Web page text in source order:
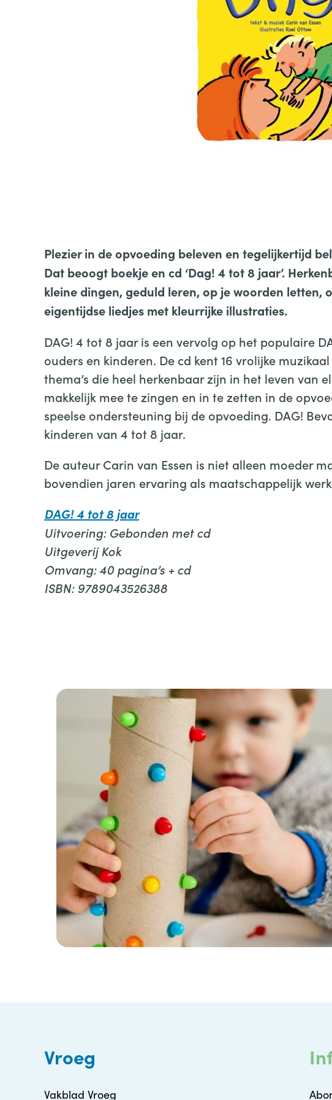
Plezier in de opvoeding beleven en tegelijkertijd
Dat beoogt boekje en cd ‘Dag! 4 tot 8 jaar’.
kleine dingen, geduld leren, op je woorden letten,
eigentijdse liedjes met kleurrijke illustraties.
DAG! 4 tot 8 jaar is een vervolg op het populaire
ouders en kinderen. De cd kent 16 vrolijke
thema’s die heel herkenbaar zijn in het leven van
makkelijk mee te zingen en in te zetten in de
speelse ondersteuning bij de opvoeding. DAG!
kinderen van 4 tot 8 jaar.
De auteur Carin van Essen is niet alleen moeder
bovendien jaren ervaring als maatschappelijk
DAG! 4 tot 8 jaar
Uitvoering: Gebonden met cd
Uitgeverij Kok
Omvang: 40 pagina’s + cd
ISBN: 9789043526388
Vroeg
Vakblad Vroeg